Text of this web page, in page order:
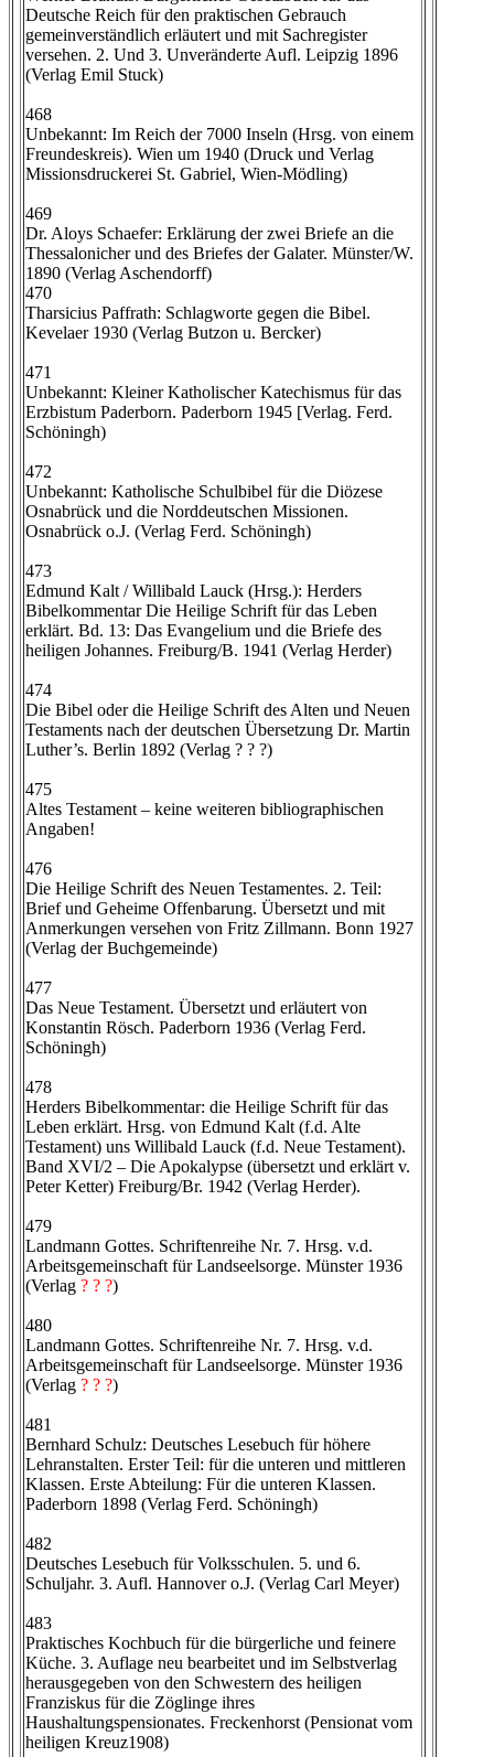
Deutsche Reich für den praktischen Gebrauch
gemeinverständlich erläutert und mit Sachregister
versehen. 2. Und 3. Unveränderte Aufl. Leipzig 1896
(Verlag Emil Stuck)
468
Unbekannt: Im Reich der 7000 Inseln (Hrsg. von einem
Freundeskreis). Wien um 1940 (Druck und Verlag
Missionsdruckerei St. Gabriel, Wien-Mödling)
469
Dr. Aloys Schaefer: Erklärung der zwei Briefe an die
Thessalonicher und des Briefes der Galater. Münster/W.
1890 (Verlag Aschendorff)
470
Tharsicius Paffrath: Schlagworte gegen die Bibel.
Kevelaer 1930 (Verlag Butzon u. Bercker)
471
Unbekannt: Kleiner Katholischer Katechismus für das
Erzbistum Paderborn. Paderborn 1945 [Verlag. Ferd.
Schöningh)
472
Unbekannt: Katholische Schulbibel für die Diözese
Osnabrück und die Norddeutschen Missionen.
Osnabrück o.J. (Verlag Ferd. Schöningh)
473
Edmund Kalt / Willibald Lauck (Hrsg.): Herders
Bibelkommentar Die Heilige Schrift für das Leben
erklärt. Bd. 13: Das Evangelium und die Briefe des
heiligen Johannes. Freiburg/B. 1941 (Verlag Herder)
474
Die Bibel oder die Heilige Schrift des Alten und Neuen
Testaments nach der deutschen Übersetzung Dr. Martin
Luther’s. Berlin 1892 (Verlag ? ? ?)
475
Altes Testament – keine weiteren bibliographischen
Angaben!
476
Die Heilige Schrift des Neuen Testamentes. 2. Teil:
Brief und Geheime Offenbarung. Übersetzt und mit
Anmerkungen versehen von Fritz Zillmann. Bonn 1927
(Verlag der Buchgemeinde)
477
Das Neue Testament. Übersetzt und erläutert von
Konstantin Rösch. Paderborn 1936 (Verlag Ferd.
Schöningh)
478
Herders Bibelkommentar: die Heilige Schrift für das
Leben erklärt. Hrsg. von Edmund Kalt (f.d. Alte
Testament) uns Willibald Lauck (f.d. Neue Testament).
Band XVI/2 – Die Apokalypse (übersetzt und erklärt v.
Peter Ketter) Freiburg/Br. 1942 (Verlag Herder).
479
Landmann Gottes. Schriftenreihe Nr. 7. Hrsg. v.d.
Arbeitsgemeinschaft für Landseelsorge. Münster 1936
(Verlag ? ? ?)
480
Landmann Gottes. Schriftenreihe Nr. 7. Hrsg. v.d.
Arbeitsgemeinschaft für Landseelsorge. Münster 1936
(Verlag ? ? ?)
481
Bernhard Schulz: Deutsches Lesebuch für höhere
Lehranstalten. Erster Teil: für die unteren und mittleren
Klassen. Erste Abteilung: Für die unteren Klassen.
Paderborn 1898 (Verlag Ferd. Schöningh)
482
Deutsches Lesebuch für Volksschulen. 5. und 6.
Schuljahr. 3. Aufl. Hannover o.J. (Verlag Carl Meyer)
483
Praktisches Kochbuch für die bürgerliche und feinere
Küche. 3. Auflage neu bearbeitet und im Selbstverlag
herausgegeben von den Schwestern des heiligen
Franziskus für die Zöglinge ihres
Haushaltungspensionates. Freckenhorst (Pensionat vom
heiligen Kreuz1908)